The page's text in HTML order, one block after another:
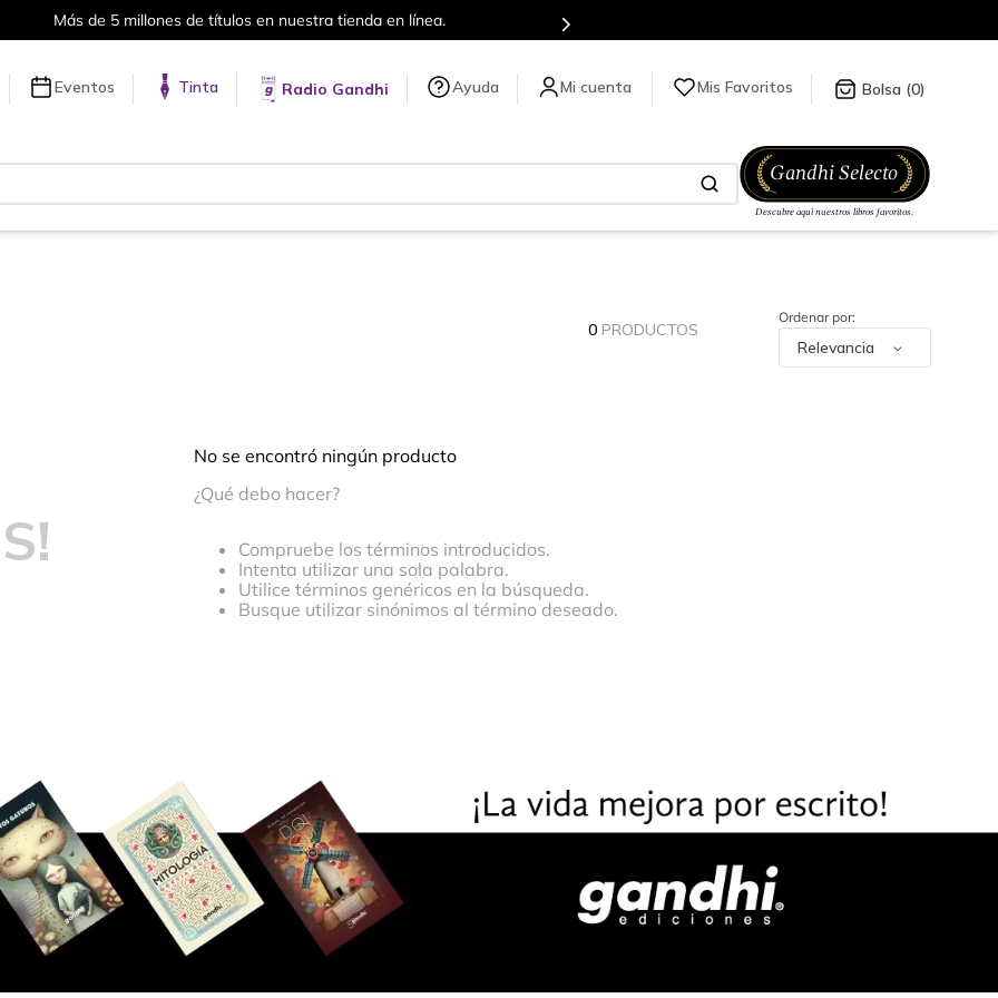
Más de 5 millones de títulos en nuestra tienda en línea.
Eventos Tinta Radio Gandhi Ayuda Mis Favoritos 0
0 PRODUCTOS
Relevancia
No se encontró ningún producto
¿Qué debo hacer?
Compruebe los términos introducidos.
Intenta utilizar una sola palabra.
Utilice términos genéricos en la búsqueda.
Busque utilizar sinónimos al término deseado.